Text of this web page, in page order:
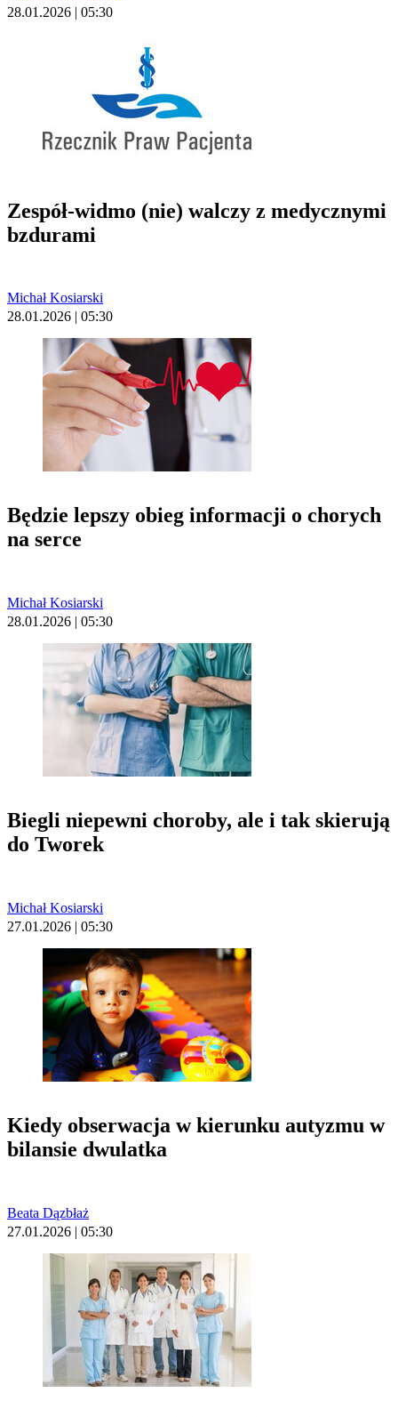
28.01.2026 | 05:30
Zespół-widmo (nie) walczy z medycznymi
bzdurami
Michał Kosiarski
28.01.2026 | 05:30
Będzie lepszy obieg informacji o chorych
na serce
Michał Kosiarski
28.01.2026 | 05:30
Biegli niepewni choroby, ale i tak skierują
do Tworek
Michał Kosiarski
27.01.2026 | 05:30
Kiedy obserwacja w kierunku autyzmu w
bilansie dwulatka
Beata Dązbłaż
27.01.2026 | 05:30